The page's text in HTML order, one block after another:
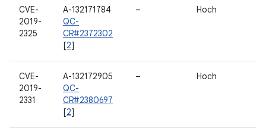
CVE-
2019-
2325
A-132171784
QC-
CR#2372302
[2]
– Hoch
CVE-
2019-
2331
A-132172905
QC-
CR#2380697
[2]
– Hoch